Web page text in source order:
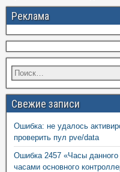
Реклама
Свежие записи
Ошибка: не удалось
проверить пул pve/data
Ошибка 2457 «Часы данного
часами основного